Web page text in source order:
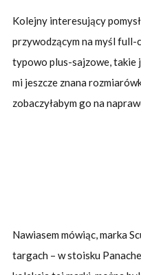
Kolejny interesujący
przywodzącym na myśl full-
typowo plus-sajzowe, takie
mi jeszcze znana
zobaczyłabym go na
Nawiasem mówiąc, marka
targach – w stoisku